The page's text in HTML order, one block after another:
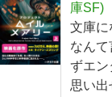
庫SF)
文庫に
なんて
ずエン
思い